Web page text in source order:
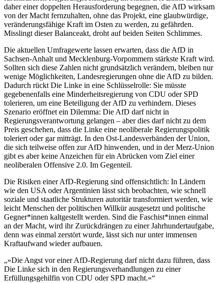
daher einer doppelten Herausforderung begegnen, die AfD wirksam
von der Macht fernzuhalten, ohne das Projekt, eine glaubwürdige,
veränderungsfähige Kraft im Osten zu werden, zu gefährden.
Misslingt dieser Balanceakt, droht auf beiden Seiten Schlimmes.
Die aktuellen Umfragewerte lassen erwarten, dass die AfD in
Sachsen-Anhalt und Mecklenburg-Vorpommern stärkste Kraft wird.
Sollten sich diese Zahlen nicht grundsätzlich verändern, bleiben nur
wenige Möglichkeiten, Landesregierungen ohne die AfD zu bilden.
Dadurch rückt Die Linke in eine Schlüsselrolle: Sie müsste
gegebenenfalls eine Minderheitsregierung von CDU oder SPD
tolerieren, um eine Beteiligung der AfD zu verhindern. Dieses
Szenario eröffnet ein Dilemma: Die AfD darf nicht in
Regierungsverantwortung gelangen – aber dies darf nicht zu dem
Preis geschehen, dass die Linke eine neoliberale Regierungspolitik
toleriert oder gar mitträgt. In den Ost-Landesverbänden der Union,
die sich teilweise offen zur AfD hinwenden, und in der Merz-Union
gibt es aber keine Anzeichen für ein Abrücken vom Ziel einer
neoliberalen Offensive 2.0. Im Gegenteil.
Die Risiken einer AfD-Regierung sind offensichtlich: In Ländern
wie den USA oder Argentinien lässt sich beobachten, wie schnell
soziale und staatliche Strukturen autoritär transformiert werden, wie
leicht Menschen der politischen Willkür ausgesetzt und politische
Gegner*innen kaltgestellt werden. Sind die Faschist*innen einmal
an der Macht, wird ihr Zurückdrängen zu einer Jahrhundertaufgabe,
denn was einmal zerstört wurde, lässt sich nur unter immensen
Kraftaufwand wieder aufbauen.
»Die Angst vor einer AfD-Regierung darf nicht dazu führen, dass
Die Linke sich in den Regierungsverhandlungen zu einer
Erfüllungsgehilfin von CDU oder SPD macht.«